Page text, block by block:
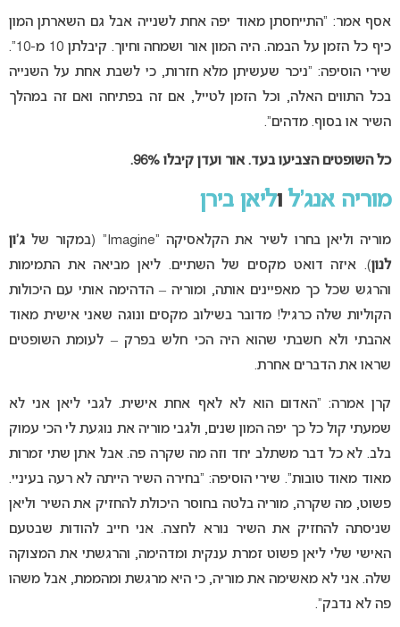
אסף אמר: “התייחסתן מאוד יפה אחת לשנייה אבל גם השארתן המון
כיף כל הזמן על הבמה. היה המון אור ושמחה וחיוך. קיבלתן 10 מ-10”.
שירי הוסיפה: “ניכר שעשיתן מלא חזרות, כי לשבת אחת על השנייה
בכל התווים האלה, וכל הזמן לטייל, אם זה בפתיחה ואם זה במהלך
השיר או בסוף. מדהים”.
כל השופטים הצביעו בעד. אור ועדן קיבלו 96%.
מוריה אנג’לוליאן בירן
מוריה וליאן בחרו לשיר את הקלאסיקה “Imagine” (במקור של
ג’ון
לנון). איזה דואט מקסים של השתיים. ליאן מביאה את התמימות
והרגש שכל כך מאפיינים אותה, ומוריה – הדהימה אותי עם היכולות
הקוליות שלה כרגיל! מדובר בשילוב מקסים ונוגה שאני אישית מאוד
אהבתי ולא חשבתי שהוא היה הכי חלש בפרק – לעומת השופטים
שראו את הדברים אחרת.
קרן אמרה: “האדום הוא לא לאף אחת אישית. לגבי ליאן אני לא
שמעתי קול כל כך יפה המון שנים, ולגבי מוריה את נוגעת לי הכי עמוק
בלב. לא כל דבר משתלב יחד וזה מה שקרה פה. אבל אתן שתי זמרות
מאוד מאוד טובות”. שירי הוסיפה: “בחירה השיר הייתה לא רעה בעיניי.
פשוט, מה שקרה, מוריה בלטה בחוסר היכולת להחזיק את השיר וליאן
שניסתה להחזיק את השיר נורא לחצה. אני חייב להודות שבטעם
האישי שלי ליאן פשוט זמרת ענקית ומדהימה, והרגשתי את המצוקה
שלה. אני לא מאשימה את מוריה, כי היא מרגשת ומהממת, אבל משהו
פה לא נדבק”.